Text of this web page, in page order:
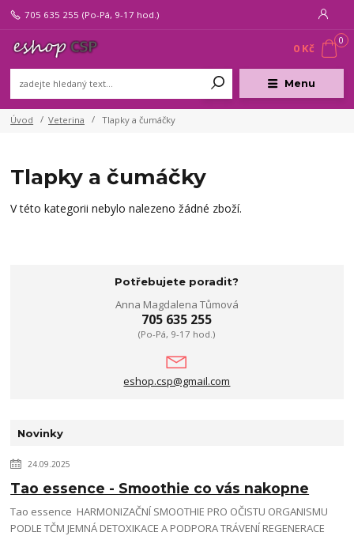
Menu
705 635 255 (Po-Pá, 9-17 hod.)
0
0 Kč
Úvod Veterina Tlapky a čumáčky
Tlapky a čumáčky
V této kategorii nebylo nalezeno žádné zboží.
Potřebujete poradit?
Anna Magdalena Tůmová
705 635 255
(Po-Pá, 9-17 hod.)
eshop.csp@gmail.com
Novinky
24.09.2025
Tao essence - Smoothie co vás nakopne
Tao essence HARMONIZAČNÍ SMOOTHIE PRO OČISTU ORGANISMU
PODLE TČM JEMNÁ DETOXIKACE A PODPORA TRÁVENÍ REGENERACE